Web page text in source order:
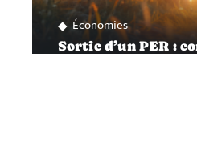
Économies
Sortie d’un PER :